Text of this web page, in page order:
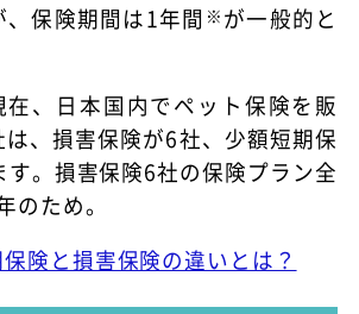
保険期間は1年間 ※ が一般的と
、日本国内でペット保険を販
、損害保険が6社、少額短期保
。損害保険6社の保険プラン全
のため。
険と損害保険の違いとは？